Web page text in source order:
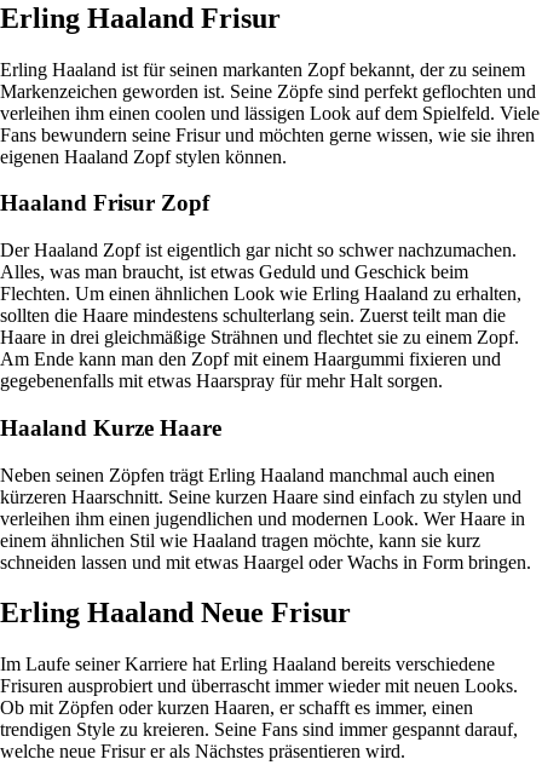
Erling Haaland Frisur
Erling Haaland ist für seinen markanten Zopf bekannt, der zu seinem
Markenzeichen geworden ist. Seine Zöpfe sind perfekt geflochten und
verleihen ihm einen coolen und lässigen Look auf dem Spielfeld. Viele
Fans bewundern seine Frisur und möchten gerne wissen, wie sie ihren
eigenen Haaland Zopf stylen können.
Haaland Frisur Zopf
Der Haaland Zopf ist eigentlich gar nicht so schwer nachzumachen.
Alles, was man braucht, ist etwas Geduld und Geschick beim
Flechten. Um einen ähnlichen Look wie Erling Haaland zu erhalten,
sollten die Haare mindestens schulterlang sein. Zuerst teilt man die
Haare in drei gleichmäßige Strähnen und flechtet sie zu einem Zopf.
Am Ende kann man den Zopf mit einem Haargummi fixieren und
gegebenenfalls mit etwas Haarspray für mehr Halt sorgen.
Haaland Kurze Haare
Neben seinen Zöpfen trägt Erling Haaland manchmal auch einen
kürzeren Haarschnitt. Seine kurzen Haare sind einfach zu stylen und
verleihen ihm einen jugendlichen und modernen Look. Wer Haare in
einem ähnlichen Stil wie Haaland tragen möchte, kann sie kurz
schneiden lassen und mit etwas Haargel oder Wachs in Form bringen.
Erling Haaland Neue Frisur
Im Laufe seiner Karriere hat Erling Haaland bereits verschiedene
Frisuren ausprobiert und überrascht immer wieder mit neuen Looks.
Ob mit Zöpfen oder kurzen Haaren, er schafft es immer, einen
trendigen Style zu kreieren. Seine Fans sind immer gespannt darauf,
welche neue Frisur er als Nächstes präsentieren wird.